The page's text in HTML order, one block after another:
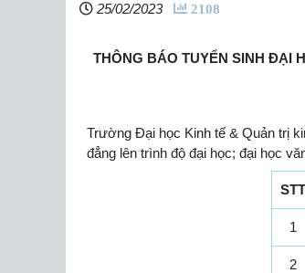
25/02/2023 2108
THÔNG BÁO TUYỂN SINH ĐẠI
Trường Đại học Kinh tế & Quản trị
đẳng lên trình độ đại học; đại học
STT
1
2